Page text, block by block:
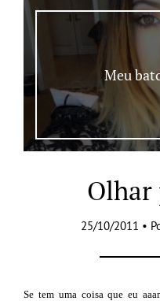
Meu
Olhar
25/10/2011 •
Se tem uma coisa que eu